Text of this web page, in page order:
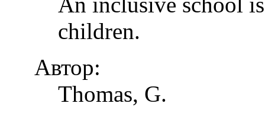
children.
Автор:
Thomas, G.